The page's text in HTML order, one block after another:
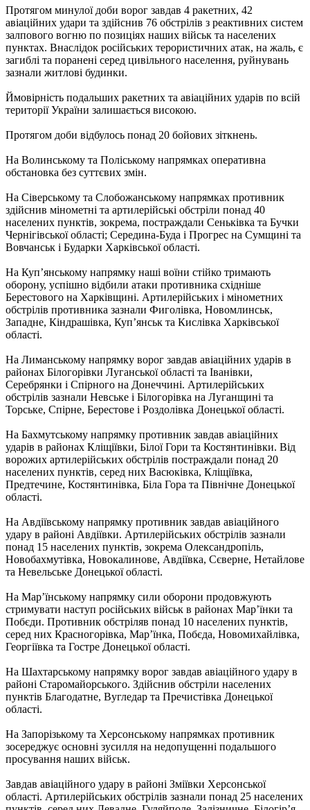
Протягом минулої доби ворог завдав 4 ракетних, 42
авіаційних удари та здійснив 76 обстрілів з реактивних систем
залпового вогню по позиціях наших військ та населених
пунктах. Внаслідок російських терористичних атак, на жаль, є
загиблі та поранені серед цивільного населення, руйнувань
зазнали житлові будинки.
Ймовірність подальших ракетних та авіаційних ударів по всій
території України залишається високою.
Протягом доби відбулось понад 20 бойових зіткнень.
На Волинському та Поліському напрямках оперативна
обстановка без суттєвих змін.
На Сіверському та Слобожанському напрямках противник
здійснив мінометні та артилерійські обстріли понад 40
населених пунктів, зокрема, постраждали Сеньківка та Бучки
Чернігівської області; Середина-Буда і Прогрес на Сумщині та
Вовчанськ і Бударки Харківської області.
На Куп’янському напрямку наші воїни стійко тримають
оборону, успішно відбили атаки противника східніше
Берестового на Харківщині. Артилерійських і мінометних
обстрілів противника зазнали Фиголівка, Новомлинськ,
Западне, Кіндрашівка, Куп’янськ та Кислівка Харківської
області.
На Лиманському напрямку ворог завдав авіаційних ударів в
районах Білогорівки Луганської області та Іванівки,
Серебрянки і Спірного на Донеччині. Артилерійських
обстрілів зазнали Невське і Білогорівка на Луганщині та
Торське, Спірне, Берестове і Роздолівка Донецької області.
На Бахмутському напрямку противник завдав авіаційних
ударів в районах Кліщіївки, Білої Гори та Костянтинівки. Від
ворожих артилерійських обстрілів постраждали понад 20
населених пунктів, серед них Васюківка, Кліщіївка,
Предтечине, Костянтинівка, Біла Гора та Північне Донецької
області.
На Авдіївському напрямку противник завдав авіаційного
удару в районі Авдіївки. Артилерійських обстрілів зазнали
понад 15 населених пунктів, зокрема Олександропіль,
Новобахмутівка, Новокалинове, Авдіївка, Сєверне, Нетайлове
та Невельське Донецької області.
На Мар’їнському напрямку сили оборони продовжують
стримувати наступ російських військ в районах Мар’їнки та
Побєди. Противник обстріляв понад 10 населених пунктів,
серед них Красногорівка, Мар’їнка, Побєда, Новомихайлівка,
Георгіївка та Гостре Донецької області.
На Шахтарському напрямку ворог завдав авіаційного удару в
районі Старомайорського. Здійснив обстріли населених
пунктів Благодатне, Вугледар та Пречистівка Донецької
області.
На Запорізькому та Херсонському напрямках противник
зосереджує основні зусилля на недопущенні подальшого
просування наших військ.
Завдав авіаційного удару в районі Зміївки Херсонської
області. Артилерійських обстрілів зазнали понад 25 населених